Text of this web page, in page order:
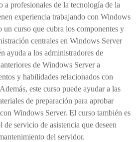
a profesionales de la tecnología de la
experiencia trabajando con Windows
un curso que cubra los componentes y
centrales en Windows Server
ayuda a los administradores de
de Windows Server a
y habilidades relacionados con
este curso puede ayudar a las
de preparación para aprobar
Windows Server. El curso también es
de servicio de asistencia que deseen
del servidor.